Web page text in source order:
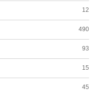
12
490
93
15
45